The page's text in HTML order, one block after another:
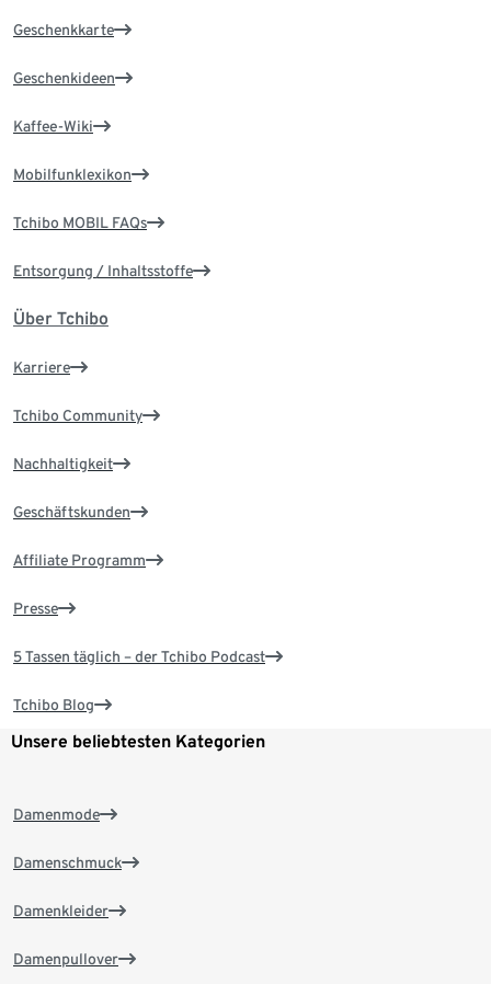
Geschenkkarte
Geschenkideen
Kaffee-Wiki
Mobilfunklexikon
Tchibo MOBIL FAQs
Entsorgung / Inhaltsstoffe
Über Tchibo
Karriere
Tchibo Community
Nachhaltigkeit
Geschäftskunden
Affiliate Programm
Presse
5 Tassen täglich – der Tchibo Podcast
Tchibo Blog
Unsere beliebtesten Kategorien
Damenmode
Damenschmuck
Damenkleider
Damenpullover